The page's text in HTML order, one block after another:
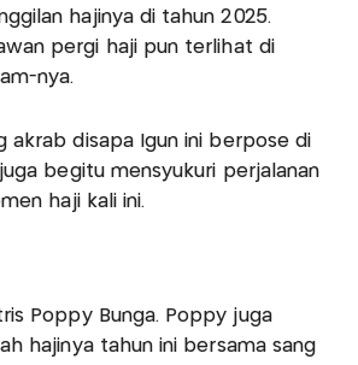
hajinya di tahun 2025.
pergi haji pun terlihat di
nya.
akrab disapa Igun ini berpose di
begitu mensyukuri perjalanan
haji kali ini.
Poppy Bunga. Poppy juga
hajinya tahun ini bersama sang